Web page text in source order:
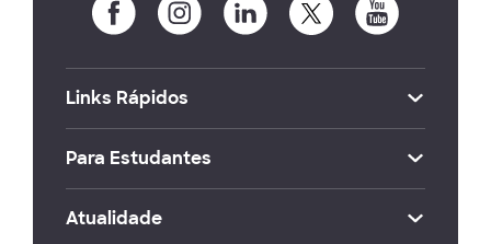
Links Rápidos
Para Estudantes
Atualidade